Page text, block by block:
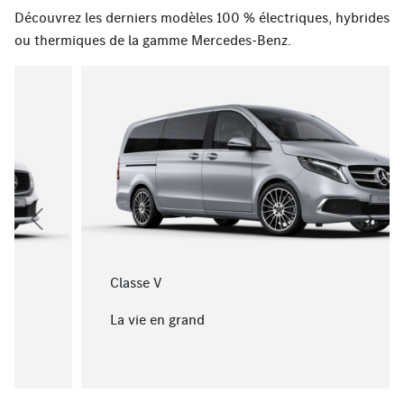
Découvrez les derniers modèles 100 % électriques, hybrides
ou thermiques de la gamme Mercedes-Benz.
La vie en grand